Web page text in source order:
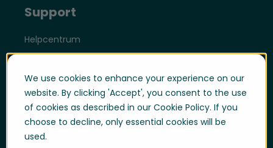
We use cookies to enhance your experience on our
website. By clicking 'Accept', you consent to the use
of cookies as described in our Cookie Policy. If you
choose to decline, only essential cookies will be
used.
Support
Helpcentrum
Support
Support Portal
Whistleblowing